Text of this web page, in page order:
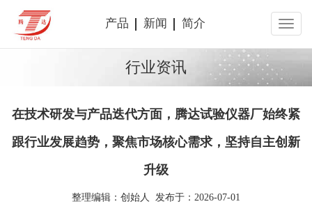
产品 新闻 简介
行业资讯
在技术研发与产品迭代方面，腾达试验仪器厂始终紧
跟行业发展趋势，聚焦市场核心需求，坚持自主创新
升级
整理编辑：创始人 发布于：2026-07-01